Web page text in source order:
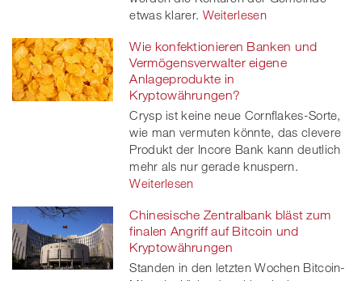
etwas klarer. Weiterlesen
Wie konfektionieren Banken und
Vermögensverwalter eigene
Anlageprodukte in
Kryptowährungen?
Crysp ist keine neue Cornflakes-Sorte,
wie man vermuten könnte, das clevere
Produkt der Incore Bank kann deutlich
mehr als nur gerade knuspern.
Weiterlesen
Chinesische Zentralbank bläst zum
finalen Angriff auf Bitcoin und
Kryptowährungen
Standen in den letzten Wochen Bitcoin-